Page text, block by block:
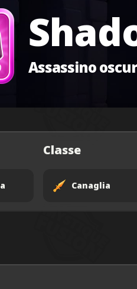
Assassino
Classe
Canaglia